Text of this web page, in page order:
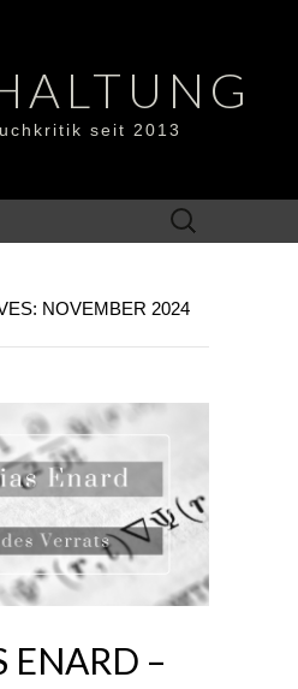
seit 2013
Suchen
nach:
NOVEMBER 2024
ENARD –